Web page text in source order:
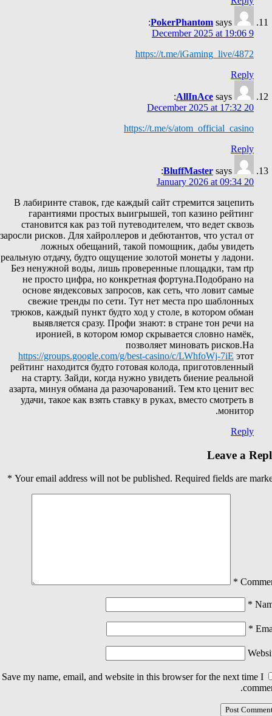
PokerPhantom says:
9 December 2025 at 19:06
https://t.me/iGaming_live/4872
Reply
AllInAce says:
20 December 2025 at 17:32
https://t.me/s/atom_official_casino
Reply
BluffMaster says:
20 January 2026 at 09:34
В лабиринте ставок, где каждый сайт стремится зацепить
гарантиями простых выигрышей, топ казино рейтинг
становится как раз той путеводителем, что ведет сквозь
заросли рисков. Для хайроллеров и дебютантов, что устал от
ложных обещаний, такой помощник, дабы увидеть
реальную отдачу, будто ощущение золотой монеты у ладони.
Без ненужной воды, лишь проверенные площадки, там rtp
не просто цифра, но конкретная фортуна.Подобрано на
основе яндексовых запросов, как сеть, что ловит самые
свежие тренды по сети. Тут нет места про шаблонных
трюков, каждый пункт будто ход у столе, в котором обман
выявляется сразу. Профи знают: в стране тон речи на
иронией, в котором юмор скрывается словно намёк,
позволяет миновать рисков.На
https://groups.google.com/g/best-casino/c/LWhfoWj-7iE этот
рейтинг находится будто готовая колода, приготовленный
на старту. Зайди, когда нужно увидеть биение реальной
азарта, минуя обмана да разочарований. Тем кто ценит вес
удачи, такое как взять ставку в руках, вместо смотреть в
монитор.
Reply
Leave a
Your email address will not be published. Required fields are
*
*
*
*
Save my name, email, and website in this browser for the next time I